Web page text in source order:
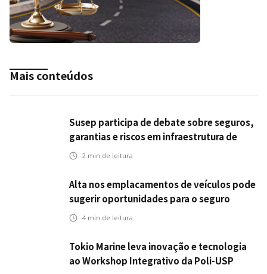
Mais conteúdos
Susep participa de debate sobre seguros,
garantias e riscos em infraestrutura de
transportes
2 min de leitura
Alta nos emplacamentos de veículos pode
sugerir oportunidades para o seguro
automotivo
4 min de leitura
Tokio Marine leva inovação e tecnologia
ao Workshop Integrativo da Poli-USP